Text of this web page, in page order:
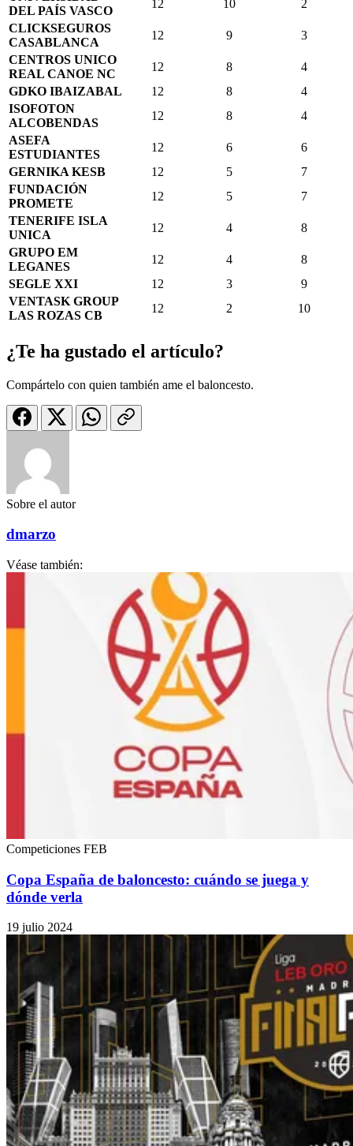
DEL PAÍS VASCO
12 10
2
CLICKSEGUROS
CASABLANCA
12 9
3
CENTROS UNICO
REAL CANOE NC
12 8
4
GDKO IBAIZABAL
12 8
4
ISOFOTON
ALCOBENDAS
12 8
4
ASEFA
ESTUDIANTES
12 6
6
GERNIKA KESB
12 5
7
FUNDACIÓN
PROMETE
12 5
7
TENERIFE ISLA
UNICA
12 4
8
GRUPO EM
LEGANES
12 4
8
SEGLE XXI
12 3
9
VENTASK GROUP
LAS ROZAS CB
12 2 10
¿Te ha gustado el artículo?
Compártelo con quien también ame el baloncesto.
Sobre el autor
dmarzo
Véase también:
Competiciones FEB
Copa España de baloncesto: cuándo se juega y
dónde verla
19 julio 2024